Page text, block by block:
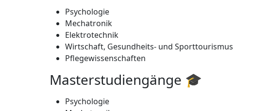
Psychologie
Mechatronik
Elektrotechnik
Wirtschaft, Gesundheits- und Sporttourismus
Pflegewissenschaften
Masterstudiengänge 🎓
Psychologie